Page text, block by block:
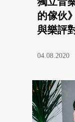
的傢伙
與樂評
04.08.2020